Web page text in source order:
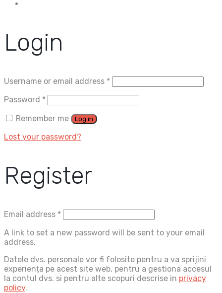
Login
Username or email address *
Password *
Remember me
Log in
Lost your password?
Register
Email address *
A link to set a new password will be sent to your email
address.
Datele dvs. personale vor fi folosite pentru a va sprijini
experiența pe acest site web, pentru a gestiona accesul
la contul dvs. si pentru alte scopuri descrise in privacy
policy.